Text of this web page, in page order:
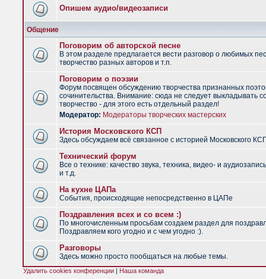
Опишем аудио/видеозаписи
Общение
Поговорим об авторской песне
В этом разделе предлагается вести разговор о любимых
творчество разных авторов и т.п.
Поговорим о поэзии
Форум посвящен обсуждению творчества признанных
сочинительства. Внимание: сюда не следует выкладывать
творчество - для этого есть отдельный раздел!
Модератор: Модераторы творческих мастерских
История Московского КСП
Здесь обсуждаем всё связанное с историей Московского
Технический форум
Все о технике: качество звука, техника, видео- и
и т.д.
На кухне ЦАПа
События, происходящие непосредственно в ЦАПе
Поздравления всех и со всем :)
По многочисленным просьбам создаем раздел для
Поздравляем кого угодно и с чем угодно :).
Разговоры
Здесь можно просто пообщаться на любые темы.
Удалить cookies конференции | Наша команда